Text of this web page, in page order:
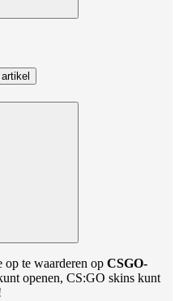
op te waarderen op CSGO-
openen, CS:GO skins kunt